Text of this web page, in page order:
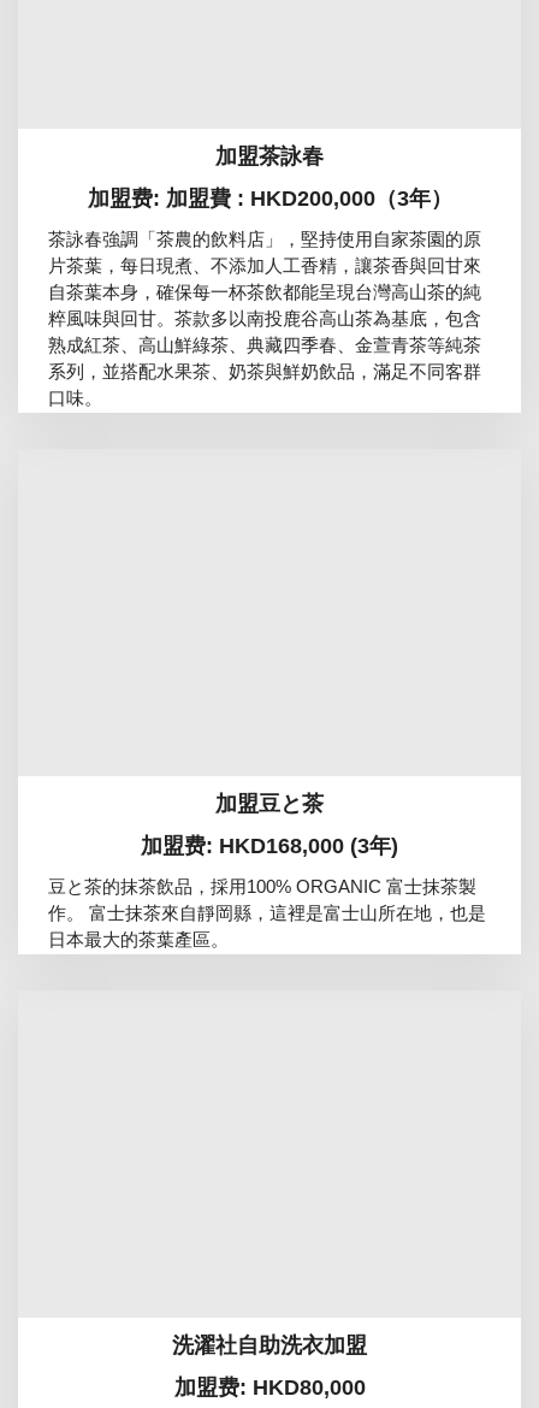
加盟茶詠春
加盟费: 加盟費 : HKD200,000（3年）
茶詠春強調「茶農的飲料店」，堅持使用自家茶園的原
片茶葉，每日現煮、不添加人工香精，讓茶香與回甘來
自茶葉本身，確保每一杯茶飲都能呈現台灣高山茶的純
粹風味與回甘。茶款多以南投鹿谷高山茶為基底，包含
熟成紅茶、高山鮮綠茶、典藏四季春、金萱青茶等純茶
系列，並搭配水果茶、奶茶與鮮奶飲品，滿足不同客群
口味。
加盟豆と茶
加盟费: HKD168,000 (3年)
豆と茶的抹茶飲品，採用100% ORGANIC 富士抹茶製
作。 富士抹茶來自靜岡縣，這裡是富士山所在地，也是
日本最大的茶葉產區。
洗濯社自助洗衣加盟
加盟费: HKD80,000